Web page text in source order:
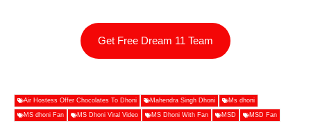
Get Free Dream 11 Team
Air Hostess Offer Chocolates To Dhoni Mahendra Singh Dhoni Ms dhoni
MS dhoni Fan MS Dhoni Viral Video MS Dhoni With Fan MSD MSD Fan